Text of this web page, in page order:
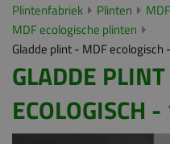
Plintenfabriek Plinten
MDF ecologische plinten
Gladde plint - MDF ecologisch
GLADDE
ECOLOGISCH